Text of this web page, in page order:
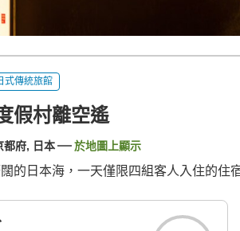
式傳統旅館
假村離空遙
都府, 日本 於地圖上顯示
的日本海，一天僅限四組客人入住的住